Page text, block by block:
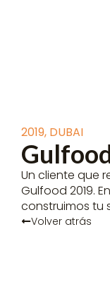
2019, DUBAI
Un cliente que
Gulfood 2019.
construimos tu
Volver atrás